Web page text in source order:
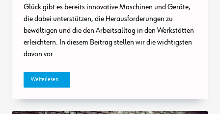
Glück gibt es bereits innovative Maschinen und Geräte,
die dabei unterstützen, die Herausforderungen zu
bewältigen und die den Arbeitsalltag in den Werkstätten
erleichtern. In diesem Beitrag stellen wir die wichtigsten
davon vor.
Weiterlesen...